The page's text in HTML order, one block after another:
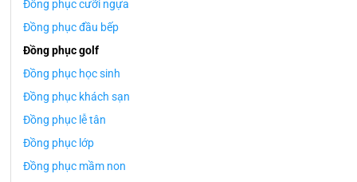
Đồng phục cưỡi ngựa
Đồng phục đầu bếp
Đồng phục golf
Đồng phục học sinh
Đồng phục khách sạn
Đồng phục lễ tân
Đồng phục lớp
Đồng phục mầm non